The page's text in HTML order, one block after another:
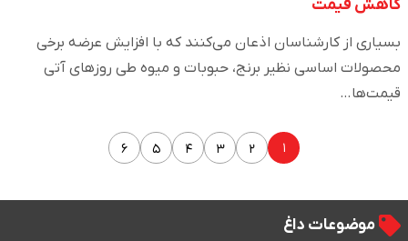
کاهش قیمت
بسیاری از کارشناسان اذعان می‌کنند که با افزایش عرضه برخی
محصولات اساسی نظیر برنج، حبوبات و میوه طی روز‌های آتی
قیمت‌ها…
۱ ۲ ۳ ۴ ۵ ۶
موضوعات داغ